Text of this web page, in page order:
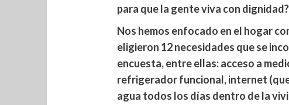
para que la gente viva con
Nos hemos enfocado en el hogar
eligieron 12 necesidades que se
encuesta, entre ellas: acceso a
refrigerador funcional, internet
agua todos los días dentro de la